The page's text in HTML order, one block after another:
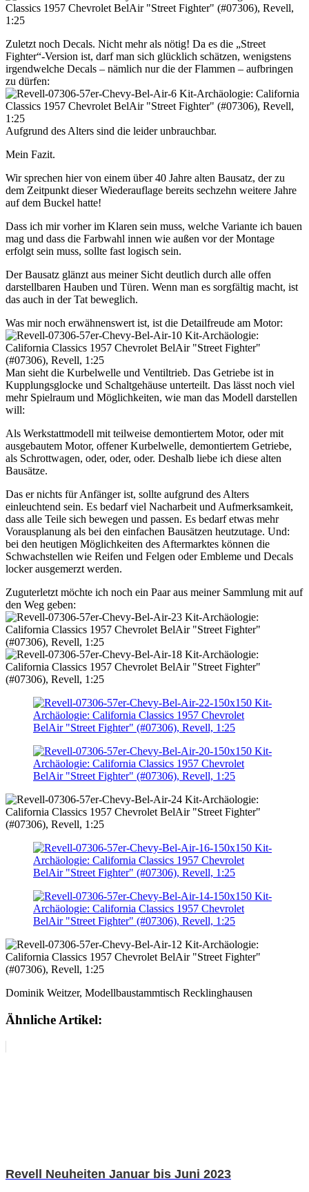
Zuletzt noch Decals. Nicht mehr als nötig! Da es die „Street
Fighter“-Version ist, darf man sich glücklich schätzen, wenigstens
irgendwelche Decals – nämlich nur die der Flammen – aufbringen
zu dürfen:
Aufgrund des Alters sind die leider unbrauchbar.
Mein Fazit.
Wir sprechen hier von einem über 40 Jahre alten Bausatz, der zu
dem Zeitpunkt dieser Wiederauflage bereits sechzehn weitere Jahre
auf dem Buckel hatte!
Dass ich mir vorher im Klaren sein muss, welche Variante ich bauen
mag und dass die Farbwahl innen wie außen vor der Montage
erfolgt sein muss, sollte fast logisch sein.
Der Bausatz glänzt aus meiner Sicht deutlich durch alle offen
darstellbaren Hauben und Türen. Wenn man es sorgfältig macht, ist
das auch in der Tat beweglich.
Was mir noch erwähnenswert ist, ist die Detailfreude am Motor:
Man sieht die Kurbelwelle und Ventiltrieb. Das Getriebe ist in
Kupplungsglocke und Schaltgehäuse unterteilt. Das lässt noch viel
mehr Spielraum und Möglichkeiten, wie man das Modell darstellen
will:
Als Werkstattmodell mit teilweise demontiertem Motor, oder mit
ausgebautem Motor, offener Kurbelwelle, demontiertem Getriebe,
als Schrottwagen, oder, oder, oder. Deshalb liebe ich diese alten
Bausätze.
Das er nichts für Anfänger ist, sollte aufgrund des Alters
einleuchtend sein. Es bedarf viel Nacharbeit und Aufmerksamkeit,
dass alle Teile sich bewegen und passen. Es bedarf etwas mehr
Vorausplanung als bei den einfachen Bausätzen heutzutage. Und:
bei den heutigen Möglichkeiten des Aftermarktes können die
Schwachstellen wie Reifen und Felgen oder Embleme und Decals
locker ausgemerzt werden.
Zuguterletzt möchte ich noch ein Paar aus meiner Sammlung mit auf
den Weg geben:
Dominik Weitzer, Modellbaustammtisch Recklinghausen
Ähnliche Artikel:
Revell Neuheiten Januar bis Juni 2023